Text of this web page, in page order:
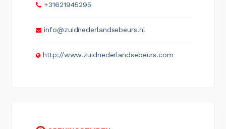
+31621945295
info@zuidnederlandsebeurs.nl
http://www.zuidnederlandsebeurs.com